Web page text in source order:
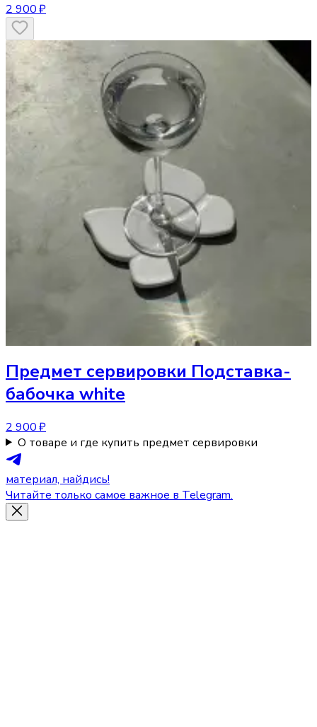
2 900 ₽
Предмет сервировки Подставка-
бабочка white
2 900 ₽
О товаре и где купить предмет сервировки
материал, найдись!
Читайте только самое важное в Telegram.